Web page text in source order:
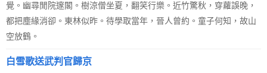
覺。幽尋閒院邃閣。樹涼僧坐夏，翻笑行樂。近竹驚秋，穿蘿誤晚，
都把塵緣消卻。東林似昨。待學取當年，晉人曾約。童子何知，故山
空放鶴。
白雪歌送武判官歸京